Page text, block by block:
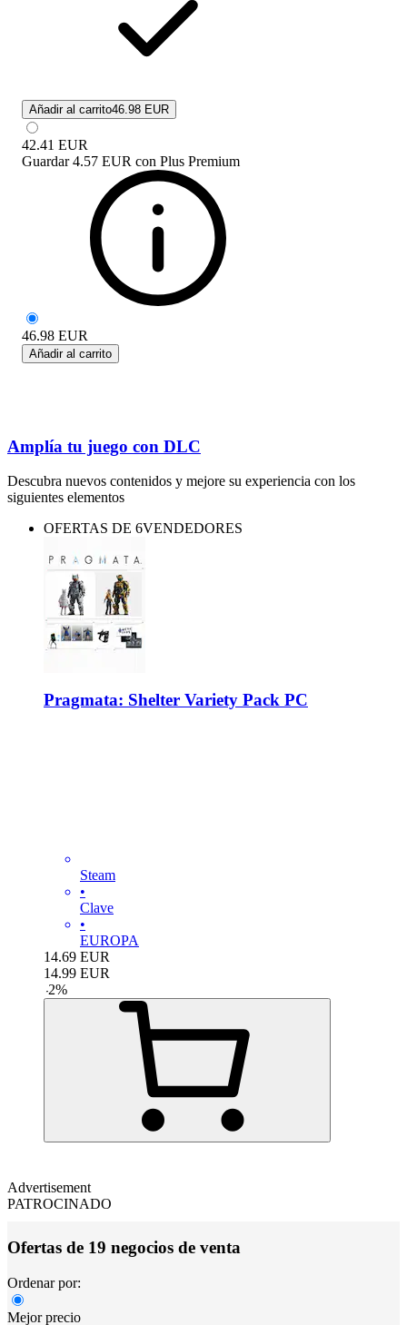
Añadir al carrito46.98 EUR
42.41 EUR
Guardar 4.57 EUR con Plus Premium
46.98 EUR
Añadir al carrito
Amplía tu juego con DLC
Descubra nuevos contenidos y mejore su experiencia con los
siguientes elementos
OFERTAS DE 6VENDEDORES
Pragmata: Shelter Variety Pack PC
Steam
•
Clave
•
EUROPA
14.69 EUR
14.99 EUR
-2%
Advertisement
PATROCINADO
Ofertas de 19 negocios de venta
Ordenar por:
Mejor precio